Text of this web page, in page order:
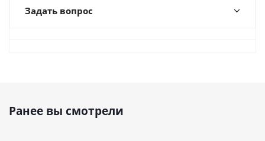
Задать вопрос
Ранее вы смотрели